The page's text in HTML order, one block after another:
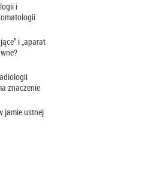
i
i „aparat
znaczenie
jamie ustnej